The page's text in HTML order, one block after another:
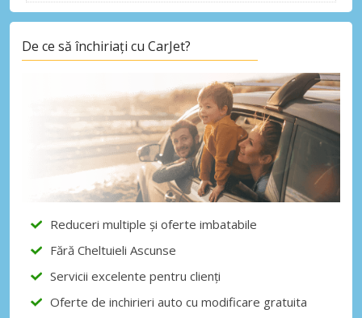
De ce să închiriați cu CarJet?
Reduceri multiple și oferte imbatabile
Fără Cheltuieli Ascunse
Servicii excelente pentru clienți
Oferte de inchirieri auto cu modificare gratuita